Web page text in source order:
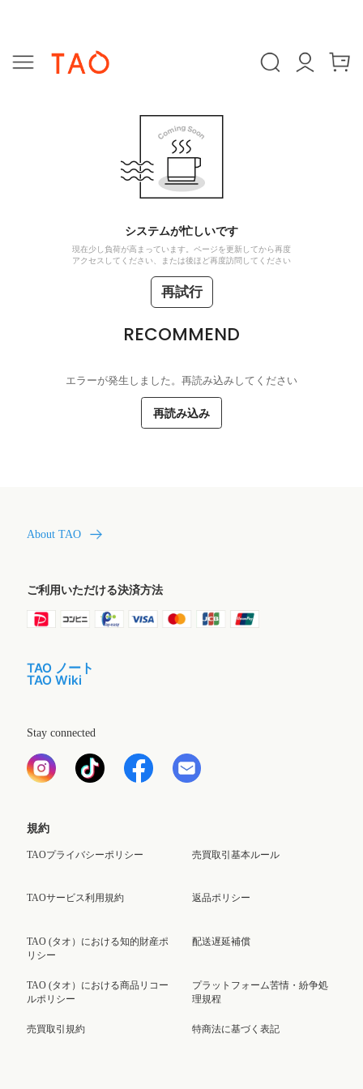
システムが忙しいです
現在少し負荷が高まっています。ページを更新してから再度
アクセスしてください、または後ほど再度訪問してください
再試行
RECOMMEND
エラーが発生しました。再読み込みしてください
再読み込み
About TAO
ご利用いただける決済方法
TAO ノート
TAO Wiki
Stay connected
規約
TAOプライバシーポリシー
TAOサービス利用規約
TAO (タオ）における知的財産ポ
リシー
TAO (タオ）における商品リコー
ルポリシー
売買取引規約
売買取引基本ルール
返品ポリシー
配送遅延補償
プラットフォーム苦情・紛争処
理規程
特商法に基づく表記